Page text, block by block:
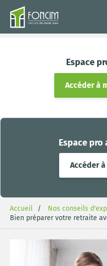
Espace pro
Accéder
Espace
Accéder à
Accueil
Nos conseils
Bien préparer votre retraite